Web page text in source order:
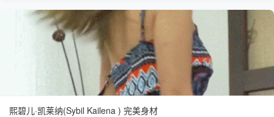
熙碧儿·凯莱纳(Sybil Kailena ) 完美身材